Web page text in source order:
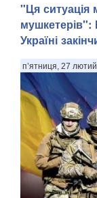
"Ця ситуація
мушкетерів":
Україні
п’ятниця, 27